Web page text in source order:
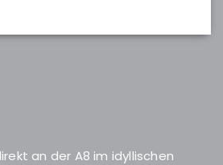
an der A8 im idyllischen